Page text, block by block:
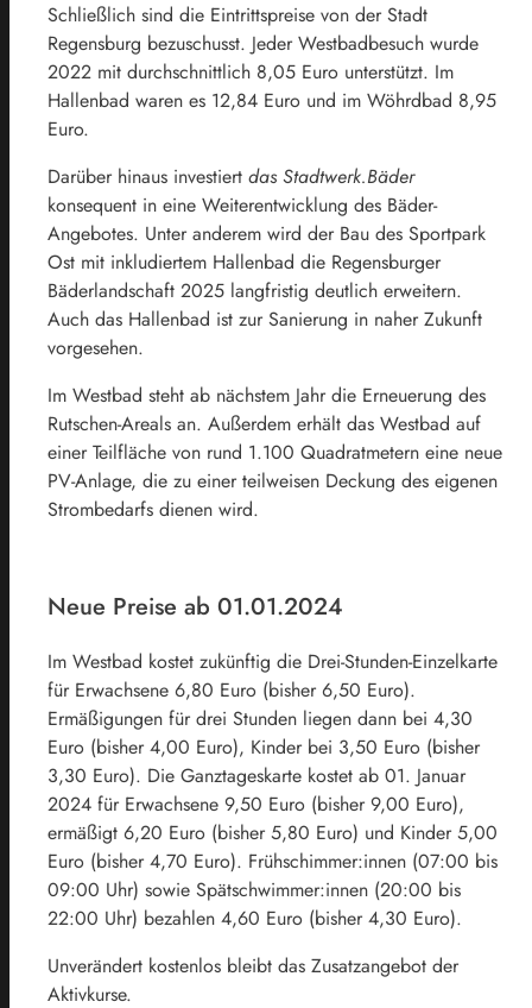
Schließlich sind die Eintrittspreise von der Stadt
Regensburg bezuschusst. Jeder Westbadbesuch wurde
2022 mit durchschnittlich 8,05 Euro unterstützt. Im
Hallenbad waren es 12,84 Euro und im Wöhrdbad 8,95
Euro.
Darüber hinaus investiert das Stadtwerk.Bäder
konsequent in eine Weiterentwicklung des Bäder-
Angebotes. Unter anderem wird der Bau des Sportpark
Ost mit inkludiertem Hallenbad die Regensburger
Bäderlandschaft 2025 langfristig deutlich erweitern.
Auch das Hallenbad ist zur Sanierung in naher Zukunft
vorgesehen.
Im Westbad steht ab nächstem Jahr die Erneuerung des
Rutschen-Areals an. Außerdem erhält das Westbad auf
einer Teilfläche von rund 1.100 Quadratmetern eine neue
PV-Anlage, die zu einer teilweisen Deckung des eigenen
Strombedarfs dienen wird.
Neue Preise ab 01.01.2024
Im Westbad kostet zukünftig die Drei-‎Stunden-Einzelkarte
für Erwachsene 6,80 Euro (bisher ‎‎6,50 Euro).
Ermäßigungen für drei ‎Stunden liegen dann bei 4,30
Euro (bisher 4,00 ‎Euro), Kinder bei 3,50 Euro ‎‎(bisher
3,30 Euro). Die Ganztageskarte kostet ab ‎‎01. Januar
2024 für Erwachsene 9,50 Euro ‎‎(bisher 9,00 Euro),
ermäßigt 6,20 Euro (bisher 5,80 Euro) und Kinder ‎‎5,00
Euro (bisher 4,70 Euro). Frühschimmer:innen (07:00 bis
09:00 Uhr) sowie Spätschwimmer:innen (20:00 bis
22:00 Uhr) bezahlen 4,60 Euro (bisher 4,30 Euro).
Unverändert kostenlos bleibt das ‎Zusatzangebot der
Aktivkurse. ‎